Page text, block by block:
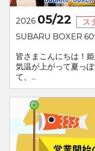
2026 05/22
ス
SUBARU BOXER
皆さまこんにちは！
気温が上がって夏っ
て、...